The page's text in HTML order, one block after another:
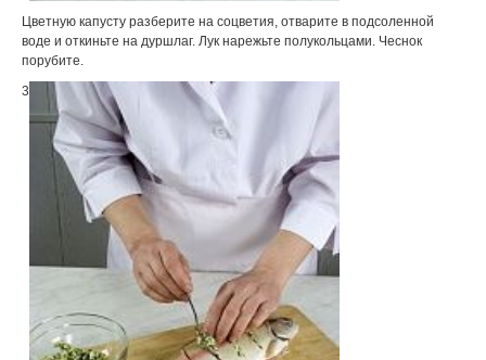
Цветную капусту разберите на соцветия, отварите в подсоленной
воде и откиньте на дуршлаг. Лук нарежьте полукольцами. Чеснок
порубите.
3